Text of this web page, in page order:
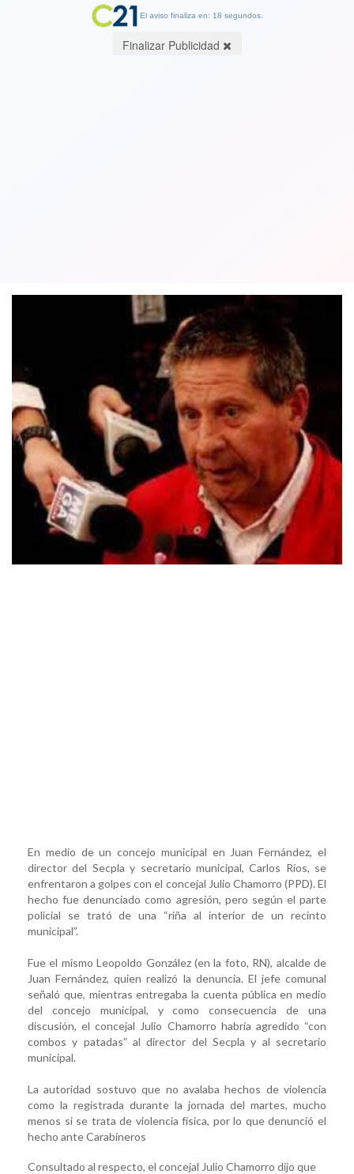
En medio de un concejo municipal en Juan Fernández, el
director del Secpla y secretario municipal, Carlos Ríos, se
enfrentaron a golpes con el concejal Julio Chamorro (PPD). El
hecho fue denunciado como agresión, pero según el parte
policial se trató de una “riña al interior de un recinto
municipal”.
Fue el mismo Leopoldo González (en la foto, RN), alcalde de
Juan Fernández, quien realizó la denuncia. El jefe comunal
señaló que, mientras entregaba la cuenta pública en medio
del concejo municipal, y como consecuencia de una
discusión, el concejal Julio Chamorro habría agredido “con
combos y patadas” al director del Secpla y al secretario
municipal.
La autoridad sostuvo que no avalaba hechos de violencia
como la registrada durante la jornada del martes, mucho
menos si se trata de violencia física, por lo que denunció el
hecho ante Carabineros
Consultado al respecto, el concejal Julio Chamorro dijo que
El aviso finaliza en: 18 segundos.
Finalizar Publicidad